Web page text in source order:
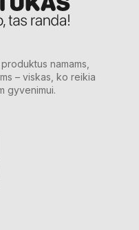
namams,
– viskas, ko reikia
gyvenimui.